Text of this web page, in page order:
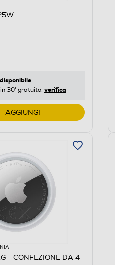
disponibile
30' gratuito: verifica
AGGIUNGI
- CONFEZIONE DA 4-